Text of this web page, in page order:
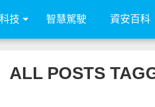
技 智慧駕駛 資安百科
ALL POSTS